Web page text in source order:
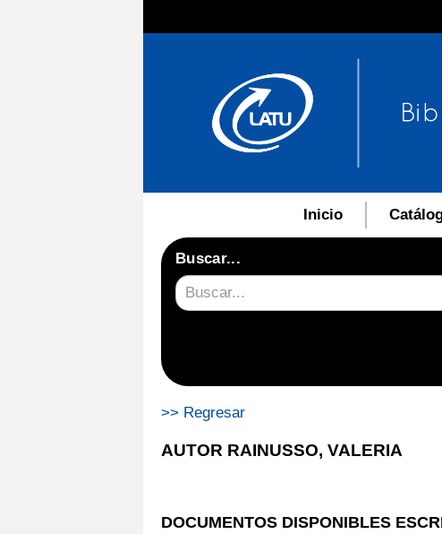
Inicio
Buscar...
>> Regresar
AUTOR RAINUSSO, VALERIA
DOCUMENTOS DISPONIBLES